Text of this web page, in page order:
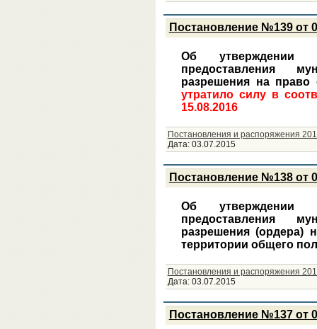
Постановление №139 от
Об утверждении
предоставления
разрешения на право
утратило силу в
15.08.2016
Постановления и распоряжения
Дата: 03.07.2015
Постановление №138 от
Об утверждении
предоставления
разрешения (ордера)
территории общего
Постановления и распоряжения
Дата: 03.07.2015
Постановление №137 от